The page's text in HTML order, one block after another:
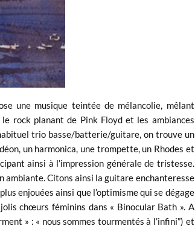
une musique teintée de mélancolie, mêlant
rock planant de Pink Floyd et les ambiances
trio basse/batterie/guitare, on trouve un
un harmonica, une trompette, un Rhodes et
ainsi à l’impression générale de tristesse.
Citons ainsi la guitare enchanteresse
enjouées ainsi que l’optimisme qui se dégage
chœurs féminins dans « Binocular Bath ». A
» : « nous sommes tourmentés à l’infini”) et